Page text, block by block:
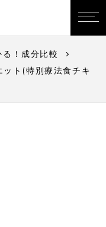
！成分比較
ット(特別療法食チキ